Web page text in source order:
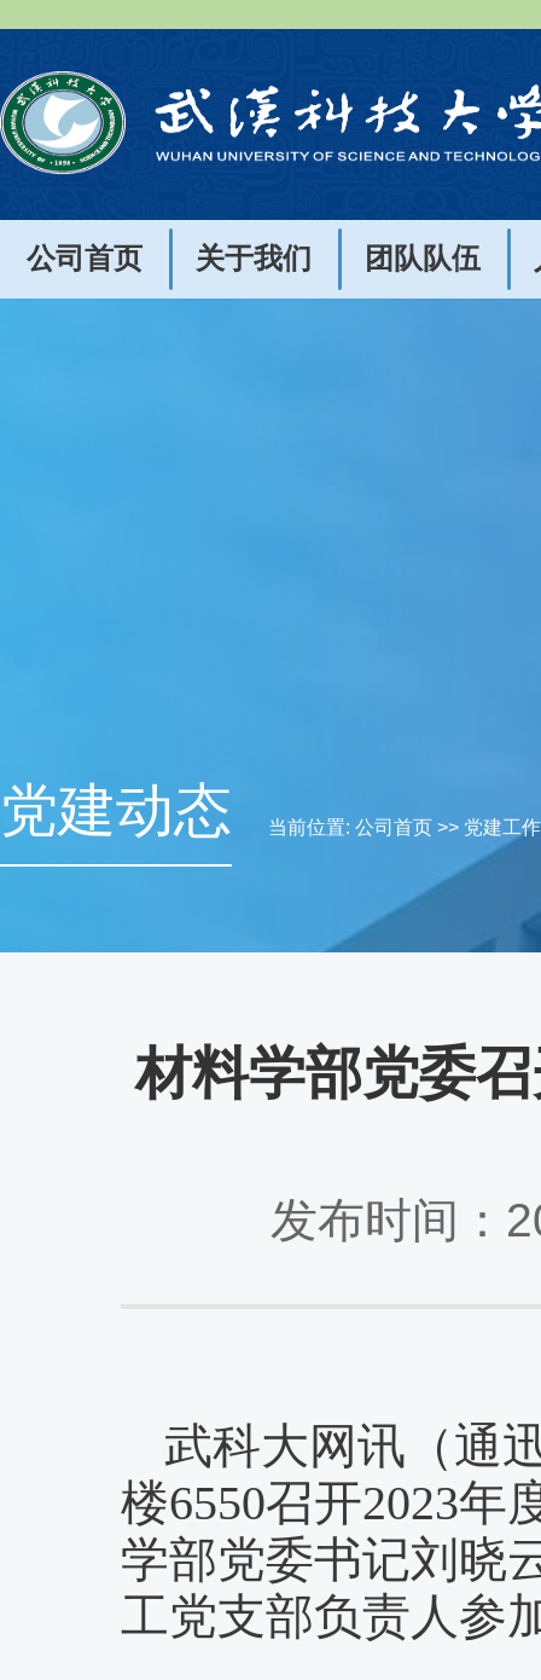
公司首页 关于我们 团队队伍
党建动态 当前位置: 公司首页 >> 党建工作
材料学部党委
发布时间：
武科大网讯 （通
楼6550召开2023年
学部党委书记刘晓
工党支部负责人参